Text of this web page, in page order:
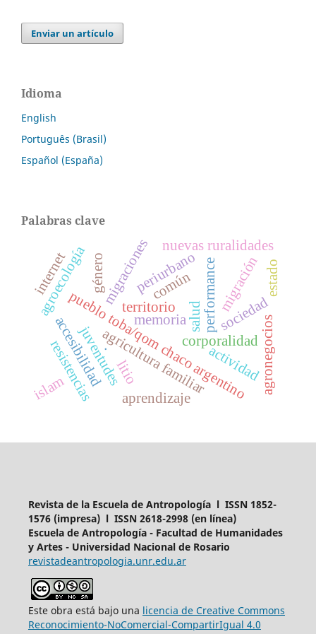
Enviar un artículo
Idioma
English
Português (Brasil)
Español (España)
Palabras clave
pueblo toba/qom chaco argentino
memoria
corporalidad
performance
migraciones
juventudes
nuevas ruralidades
territorio salud
accesibilidad
género migración
agronegocios
periurbano
agricultura familiar
agroecología
resistencias litio
aprendizaje
común
actividad
sociedad
.
internet estado
islam
Revista de la Escuela de Antropología l ISSN 1852-
1576 (impresa) l ISSN 2618-2998 (en línea)
Escuela de Antropología - Facultad de Humanidades
y Artes - Universidad Nacional de Rosario
revistadeantropologia.unr.edu.ar
Este obra está bajo una licencia de Creative Commons
Reconocimiento-NoComercial-CompartirIgual 4.0